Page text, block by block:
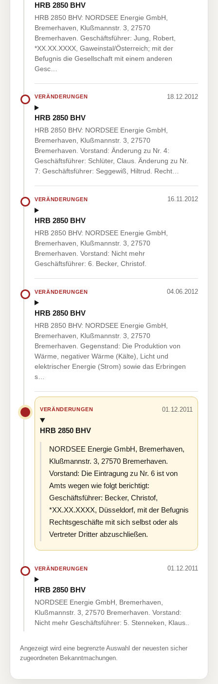
HRB 2850 BHV
HRB 2850 BHV: NORDSEE Energie GmbH,
Bremerhaven, Klußmannstr. 3, 27570
Bremerhaven. Geschäftsführer: Jung, Robert,
*XX.XX.XXXX, Gaweinstal/Österreich; mit der
Befugnis die Gesellschaft mit einem anderen
Gesc…
VERÄNDERUNGEN 18.12.2012
HRB 2850 BHV
HRB 2850 BHV: NORDSEE Energie GmbH,
Bremerhaven, Klußmannstr. 3, 27570
Bremerhaven. Vorstand: Änderung zu Nr. 4:
Geschäftsführer: Schlüter, Claus. Änderung zu Nr.
7: Geschäftsführer: Seggewiß, Hiltrud. Recht…
VERÄNDERUNGEN 16.11.2012
HRB 2850 BHV
HRB 2850 BHV: NORDSEE Energie GmbH,
Bremerhaven, Klußmannstr. 3, 27570
Bremerhaven. Vorstand: Nicht mehr
Geschäftsführer: 6. Becker, Christof.
VERÄNDERUNGEN 04.06.2012
HRB 2850 BHV
HRB 2850 BHV: NORDSEE Energie GmbH,
Bremerhaven, Klußmannstr. 3, 27570
Bremerhaven. Gegenstand: Die Produktion von
Wärme, negativer Wärme (Kälte), Licht und
elektrischer Energie (Strom) sowie das Erbringen
s…
VERÄNDERUNGEN 01.12.2011
HRB 2850 BHV
NORDSEE Energie GmbH, Bremerhaven,
Klußmannstr. 3, 27570 Bremerhaven.
Vorstand: Die Eintragung zu Nr. 6 ist von
Amts wegen wie folgt berichtigt:
Geschäftsführer: Becker, Christof,
*XX.XX.XXXX, Düsseldorf, mit der Befugnis
Rechtsgeschäfte mit sich selbst oder als
Vertreter Dritter abzuschließen.
VERÄNDERUNGEN 01.12.2011
HRB 2850 BHV
NORDSEE Energie GmbH, Bremerhaven,
Klußmannstr. 3, 27570 Bremerhaven. Vorstand:
Nicht mehr Geschäftsführer: 5. Stenneken, Klaus..
Angezeigt wird eine begrenzte Auswahl der neuesten sicher
zugeordneten Bekanntmachungen.